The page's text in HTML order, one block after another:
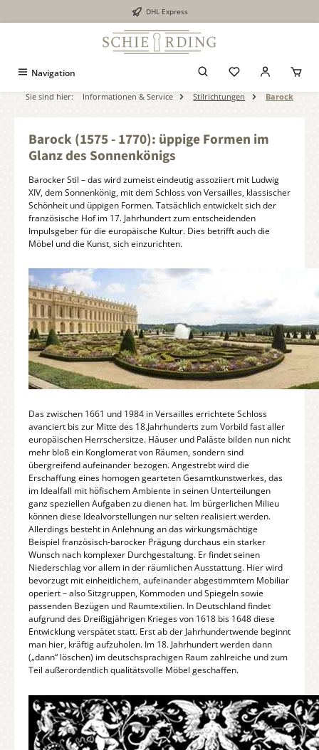
DHL Express
Navigation
Sie sind hier: Informationen & Service Stilrichtungen Barock
Barock (1575 - 1770): üppige Formen im
Glanz des Sonnenkönigs
Barocker Stil – das wird zumeist eindeutig assoziiert mit Ludwig
XIV, dem Sonnenkönig, mit dem Schloss von Versailles, klassischer
Schönheit und üppigen Formen. Tatsächlich entwickelt sich der
französische Hof im 17. Jahrhundert zum entscheidenden
Impulsgeber für die europäische Kultur. Dies betrifft auch die
Möbel und die Kunst, sich einzurichten.
Das zwischen 1661 und 1984 in Versailles errichtete Schloss
avanciert bis zur Mitte des 18.Jahrhunderts zum Vorbild fast aller
europäischen Herrschersitze. Häuser und Paläste bilden nun nicht
mehr bloß ein Konglomerat von Räumen, sondern sind
übergreifend aufeinander bezogen. Angestrebt wird die
Erschaffung eines homogen gearteten Gesamtkunstwerkes, das
im Idealfall mit höfischem Ambiente in seinen Unterteilungen
ganz speziellen Aufgaben zu dienen hat. Im bürgerlichen Milieu
können diese Idealvorstellungen nur selten realisiert werden.
Allerdings besteht in Anlehnung an das wirkungsmächtige
Beispiel französisch-barocker Prägung durchaus ein starker
Wunsch nach komplexer Durchgestaltung. Er findet seinen
Niederschlag vor allem in der räumlichen Ausstattung. Hier wird
bevorzugt mit einheitlichem, aufeinander abgestimmtem Mobiliar
operiert – also Sitzgruppen, Kommoden und Spiegeln sowie
passenden Bezügen und Raumtextilien. In Deutschland findet
aufgrund des Dreißigjährigen Krieges von 1618 bis 1648 diese
Entwicklung verspätet statt. Erst ab der Jahrhundertwende beginnt
man hier, kräftig aufzuholen. Im 18. Jahrhundert werden dann
(„dann“ löschen) im deutschsprachigen Raum zahlreiche und zum
Teil außerordentlich qualitätsvolle Möbel geschaffen.